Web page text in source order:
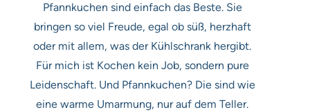
Pfannkuchen sind einfach das Beste. Sie
bringen so viel Freude, egal ob süß, herzhaft
oder mit allem, was der Kühlschrank hergibt.
Für mich ist Kochen kein Job, sondern pure
Leidenschaft. Und Pfannkuchen? Die sind wie
eine warme Umarmung, nur auf dem Teller.